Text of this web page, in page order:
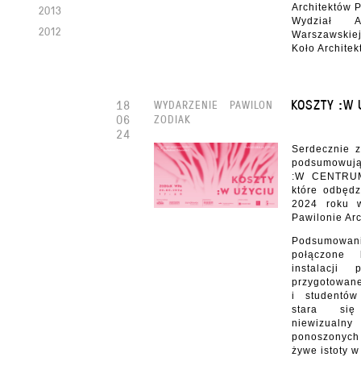
Architektów
Wydział
Koło
KOSZTY :W
WYDARZENIE
PAWILON
ZODIAK
Serdecznie
:W
które
2024 roku
Pawilonie
instalacji
i
stara się
żywe istoty
18
06
24
2013
2012